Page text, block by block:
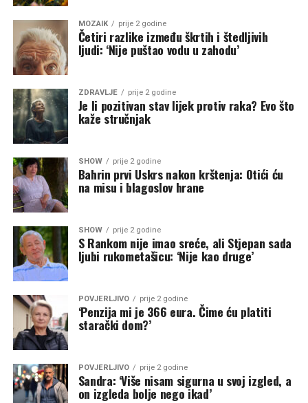
MOZAIK prije 2 godine
Četiri razlike između škrtih i štedljivih
ljudi: ‘Nije puštao vodu u zahodu’
ZDRAVLJE prije 2 godine
Je li pozitivan stav lijek protiv raka? Evo što
kaže stručnjak
SHOW prije 2 godine
Bahrin prvi Uskrs nakon krštenja: Otići ću
na misu i blagoslov hrane
SHOW prije 2 godine
S Rankom nije imao sreće, ali Stjepan sada
ljubi rukometašicu: ‘Nije kao druge’
POVJERLJIVO prije 2 godine
‘Penzija mi je 366 eura. Čime ću platiti
starački dom?’
POVJERLJIVO prije 2 godine
Sandra: ‘Više nisam sigurna u svoj izgled, a
on izgleda bolje nego ikad’